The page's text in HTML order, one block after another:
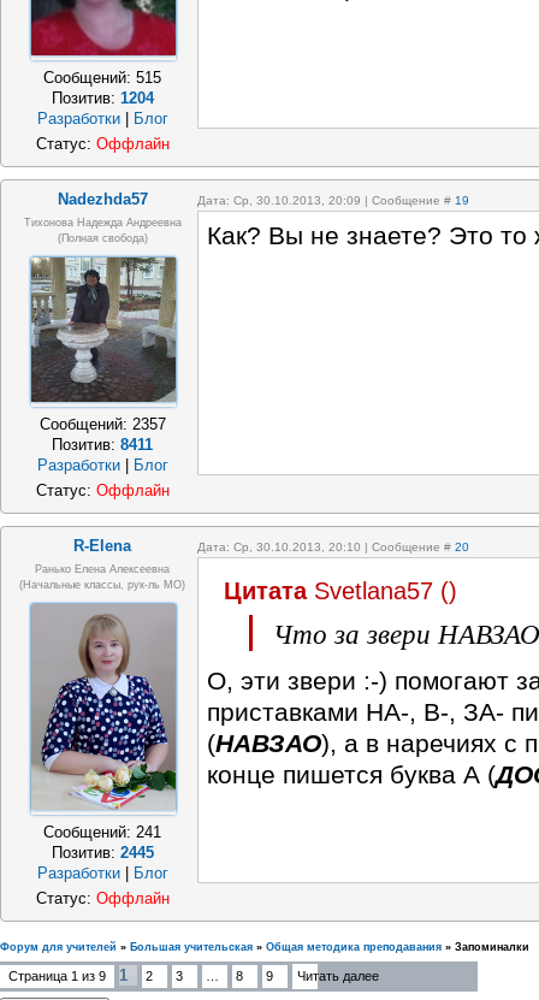
Сообщений:515
Позитив: 1204
Разработки
Блог
Статус: Оффлайн
Nadezhda57 Дата: Ср, 30.10.2013, 20:09 | Сообщение # 19
Тихонова Надежда Андреевна
(полная свобода)
Сообщений: 2357
Позитив:8411
Разработки
Блог
Как? Вы не знаете? Это то
Статус: Оффлайн
R-Elena Дата: Ср, 30.10.2013, 20:10 | Сообщение # 20
Ранько Елена Алексеевна
(начальные классы, рук-ль МО)
Сообщений:241
Позитив: 2445
Разработки
Блог
Цитата Svetlana57 ()
Что за звери
О, эти звери :-) помогают
приставками НА-, В-, ЗА-
(НАВЗАО), а в наречиях с
конце пишется буква А (
Статус: Оффлайн
Форум для учителей » Большая учительская » Общая методика преподавания » Запоминалки
Страница 1 из 9 1 2 3 8 9 Читать далее